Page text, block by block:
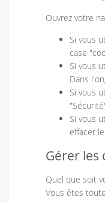
Ouvrez votre
Si vous
case
Si vous
Dans
Si vous
Si vous
effacer
Gérer les
Quel que soit
Vous êtes